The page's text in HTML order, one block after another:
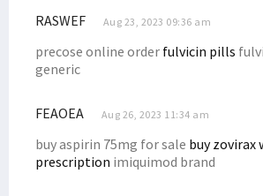
RASWEF Aug 23, 2023 09:36 am
precose online order fulvicin pills
generic
FEAOEA Aug 26, 2023 11:34 am
buy aspirin 75mg for sale buy
prescription imiquimod brand